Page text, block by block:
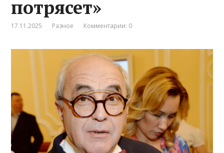
потрясет»
17.11.2025 Разное Комментарии: 0